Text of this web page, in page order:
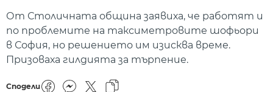
От Столичната община заявиха, че работят и
по проблемите на таксиметровите шофьори
в София, но решението им изисква време.
Призоваха гилдията за търпение.
Сподели